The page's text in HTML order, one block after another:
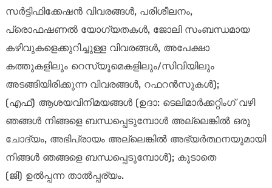
സർട്ടിഫിക്കേഷൻ വിവരങ്ങൾ, പരിശീലനം,
പ്രൊഫഷണൽ യോഗ്യതകൾ, ജോലി സംബന്ധമായ
കഴിവുകളെക്കുറിച്ചുള്ള വിവരങ്ങൾ, അപേക്ഷാ
കത്തുകളിലും റെസ്യൂമെകളിലും/സിവിയിലും
അടങ്ങിയിരിക്കുന്ന വിവരങ്ങൾ, റഫറൻസുകൾ);
(എഫ്) ആശയവിനിമയങ്ങൾ (ഉദാ: ടെലിമാർക്കറ്റിംഗ് വഴി
ഞങ്ങൾ നിങ്ങളെ ബന്ധപ്പെടുമ്പോൾ അല്ലെങ്കിൽ ഒരു
ചോദ്യം, അഭിപ്രായം അല്ലെങ്കിൽ അഭ്യർത്ഥനയുമായി
നിങ്ങൾ ഞങ്ങളെ ബന്ധപ്പെടുമ്പോൾ); കൂടാതെ
(ജി) ഉൽപ്പന്ന താൽപ്പര്യം.